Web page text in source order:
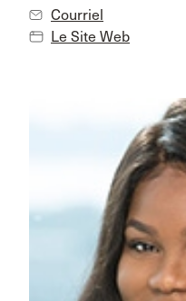
Courriel
Le Site Web